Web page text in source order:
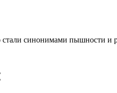
синонимами пышности и